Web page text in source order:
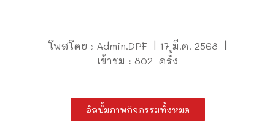
โพสโดย : Admin.DPF | 17 มี.ค. 2568 |
เข้าชม : 802 ครั้ง
อัลบั้มภาพกิจกรรมทั้งหมด